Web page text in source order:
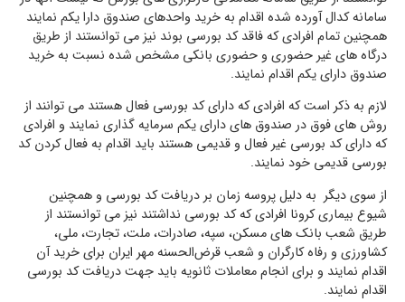
سامانه کدال آورده شده اقدام به خرید واحدهای صندوق دارا یکم نمایند
همچنین تمام افرادی که فاقد کد بورسی بوند نیز می توانستند از طریق
درگاه های غیر حضوری و حضوری بانکی مشخص شده نسبت به خرید
صندوق دارای یکم اقدام نمایند.
لازم به ذکر است که افرادی که دارای کد بورسی فعال هستند می توانند از
روش های فوق در صندوق های دارای یکم سرمایه گذاری نمایند و افرادی
که دارای کد بورسی غیر فعال و قدیمی هستند باید اقدام به فعال کردن کد
بورسی قدیمی خود نمایند.
از سوی دیگر به دلیل پروسه زمان بر دریافت کد بورسی و همچنین
شیوع بیماری کرونا افرادی که کد بورسی نداشتند نیز می توانستند از
طریق شعب بانک های مسکن، سپه، صادرات، ملت، تجارت، ملی،
کشاورزی و رفاه کارگران و شعب قرض‌الحسنه مهر ایران برای خرید آن
اقدام نمایند و برای انجام معاملات ثانویه باید جهت دریافت کد بورسی
اقدام نمایند.